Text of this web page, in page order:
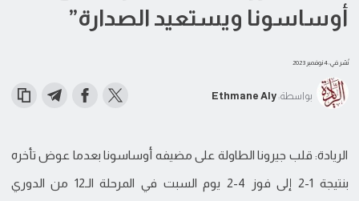
أوساسونا ويستعيد الصدارة”
نُشر في: 4 نوفمبر 2023
بواسطة: Ethmane Aly
الريادة: قلب جيرونا الطاولة على مضيفه أوساسونا بعدما عوض تأخره
بنتيجة 1-2 إلى فوز 4-2 يوم السبت في المرحلة الـ12 من الدوري